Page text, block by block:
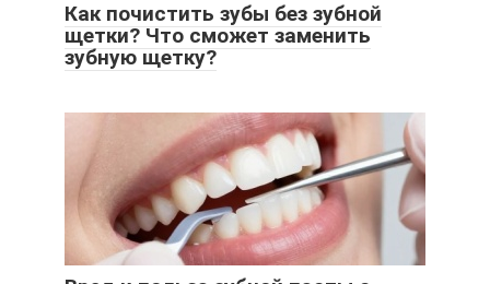
Как почистить зубы без зубной
щетки? Что сможет заменить
зубную щетку?